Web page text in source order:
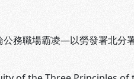
公務職場霸凌—以勞發署北分